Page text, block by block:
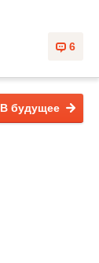
6
В будущее